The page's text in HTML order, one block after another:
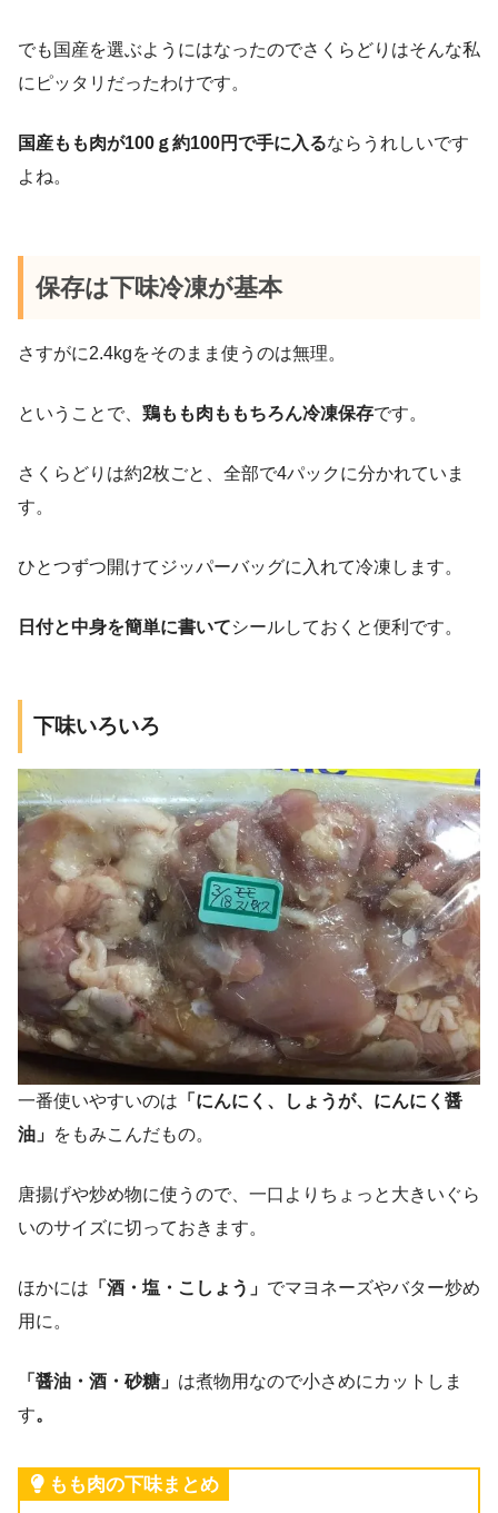
でも国産を選ぶようにはなったのでさくらどりはそんな私
にピッタリだったわけです。
国産もも肉が100ｇ約100円で手に入るならうれしいです
よね。
保存は下味冷凍が基本
さすがに2.4kgをそのまま使うのは無理。
ということで、 鶏もも肉ももちろん冷凍保存です。
さくらどりは約2枚ごと、全部で4パックに分かれていま
す。
ひとつずつ開けてジッパーバッグに入れて冷凍します。
日付と中身を簡単に書いてシールしておくと便利です。
下味いろいろ
一番使いやすいのは 「にんにく、しょうが、にんにく醤
油」 をもみこんだもの。
唐揚げや炒め物に使うので、一口よりちょっと大きいぐら
いのサイズに切っておきます。
ほかには 「酒・塩・こしょう」 でマヨネーズやバター炒め
用に。
「醤油・酒・砂糖」 は煮物用なので小さめにカットしま
す。
もも肉の下味まとめ